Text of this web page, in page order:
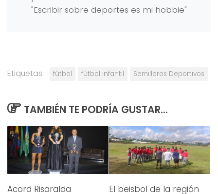
"Escribir sobre deportes es mi hobbie"
Etiquetas: fútbol fútbol infantil Semilleros Deportivos
TAMBIÉN TE PODRÍA GUSTAR...
Acord Risaralda El beisbol de la región